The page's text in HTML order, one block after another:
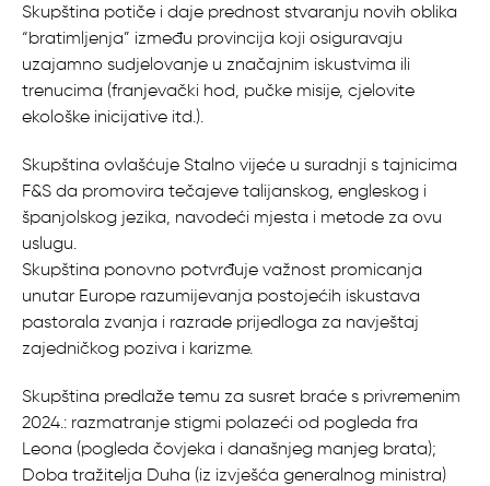
Skupština potiče i daje prednost stvaranju novih oblika
“bratimljenja” između provincija koji osiguravaju
uzajamno sudjelovanje u značajnim iskustvima ili
trenucima (franjevački hod, pučke misije, cjelovite
ekološke inicijative itd.).
Skupština ovlašćuje Stalno vijeće u suradnji s tajnicima
F&S da promovira tečajeve talijanskog, engleskog i
španjolskog jezika, navodeći mjesta i metode za ovu
uslugu.
Skupština ponovno potvrđuje važnost promicanja
unutar Europe razumijevanja postojećih iskustava
pastorala zvanja i razrade prijedloga za navještaj
zajedničkog poziva i karizme.
Skupština predlaže temu za susret braće s privremenim
2024.: razmatranje stigmi polazeći od pogleda fra
Leona (pogleda čovjeka i današnjeg manjeg brata);
Doba tražitelja Duha (iz izvješća generalnog ministra)